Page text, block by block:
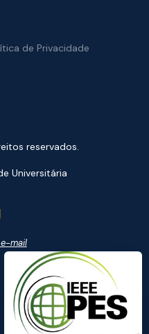
de Privacidade
reservados.
Universitária
mail